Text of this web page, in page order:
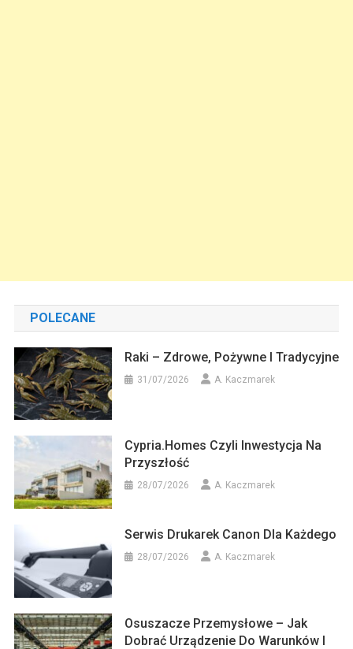
POLECANE
Raki – Zdrowe, Pożywne I Tradycyjne
31/07/2026 A. Kaczmarek
Cypria.homes Czyli Inwestycja Na
Przyszłość
28/07/2026 A. Kaczmarek
Serwis Drukarek Canon Dla Każdego
28/07/2026 A. Kaczmarek
Osuszacze Przemysłowe – Jak
Dobrać Urządzenie Do Warunków I